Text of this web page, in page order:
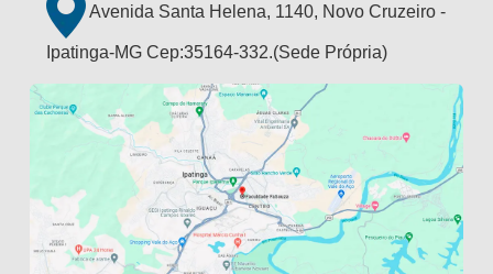
Avenida Santa Helena, 1140, Novo Cruzeiro -
Ipatinga-MG Cep:35164-332.(Sede Própria)